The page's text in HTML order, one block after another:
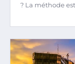
? La méthode